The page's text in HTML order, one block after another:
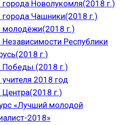
Новолукомля(2018 г.)
Чашники(2018 г.)
молодёжи(2018 г.)
Республики
г.)
Победы (2018 г.)
2018 год
г.)
«Лучший молодой
2018»